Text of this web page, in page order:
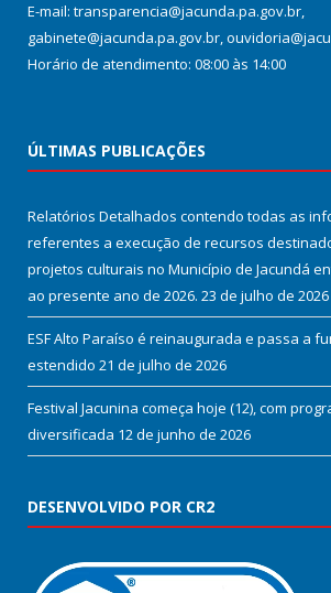
E-mail: transparencia@jacunda.pa.gov.br,
gabinete@jacunda.pa.gov.br,
Horário de atendimento: 08:00 às 14:00
ÚLTIMAS PUBLICAÇÕES
Relatórios Detalhados contendo todas as
referentes a execução de recursos
projetos culturais no Município de Jacundá
ao presente ano de 2026. 23 de julho de 2026
ESF Alto Paraíso é reinaugurada e passa a
estendido 21 de julho de 2026
Festival Jacunina começa hoje (12), com
diversificada 12 de junho de 2026
DESENVOLVIDO POR CR2